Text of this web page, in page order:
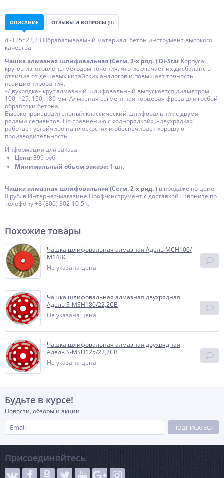
ОПИСАНИЕ ОТЗЫВЫ И ВОПРОСЫ (0)
d -125*22,23 Обрабатываемый материал: бетон инструмент высокого
качества
Чашка алмазная шлифовальная (Сегм. 2-х ряд. ) Di-Star Корпуса
кругов изготовлены методом точения, что исключает их дисбаланс в
отличие от дешевых китайских аналогов и повышает точность
позиционирования.
«Двухрядка» круг алмазный шлифовальный выпускается диаметром
100, 125, 150, 180 мм. Алмазная сегментная торцевая фреза для грубой
обработки бетона.
Высокопроизводительный классический шлифовальник с двумя
рядами сегментов. По сравнению с «однорядкой», «двухрядка»
работает устойчиво на плоскостях и обеспечивает хорошую
производительность.
Информация для заказа
Цена:399 руб.
Минимальный объем заказа: 1 шт.
Чашка алмазная шлифовальная (Сегм. 2-х ряд. ) в продаже по цене
0 руб. в Интернет-магазине Проф-инструмент с доставкой . Звоните по
телефону +8 (800) 302-10-51.
Похожие товары
Чашка шлифовальная алмазная Адель MCH100/
М14ВG
Не указана цена
Чашка шлифовальная алмазная двухрядная
Адель S-MSH180/22,2СB
Не указана цена
Чашка шлифовальная алмазная двухрядная
Адель S-MSH125/22,2СB
Не указана цена
Будьте в курсе!
Новости, обзоры и акции
ПОДПИСАТЬСЯ
Присоединяйтесь